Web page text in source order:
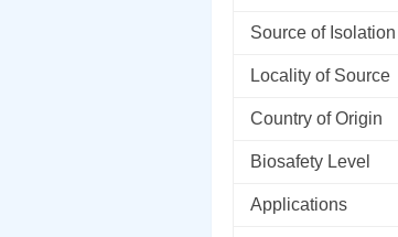
Source of Isolation
Locality of Source
Country of Origin
Biosafety Level
Applications